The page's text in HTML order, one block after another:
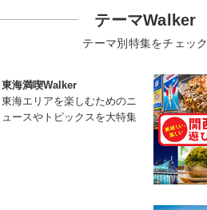
テーマWalker
テーマ別特集をチェック
東海満喫Walker
東海エリアを楽しむためのニ
ュースやトピックスを大特集